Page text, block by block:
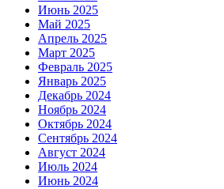
Июнь 2025
Май 2025
Апрель 2025
Март 2025
Февраль 2025
Январь 2025
Декабрь 2024
Ноябрь 2024
Октябрь 2024
Сентябрь 2024
Август 2024
Июль 2024
Июнь 2024